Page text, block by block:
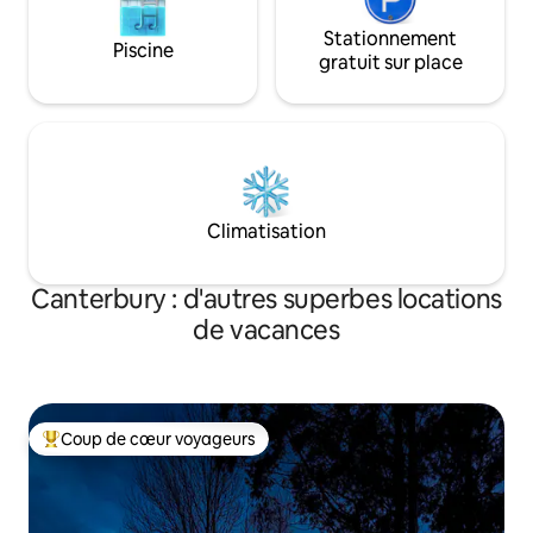
Piscine
Stationnement
gratuit sur place
Climatisation
Canterbury : d'autres superbes locations
de vacances
Coups de cœur voyageurs les plus appréciés
Coup de cœur voyageurs